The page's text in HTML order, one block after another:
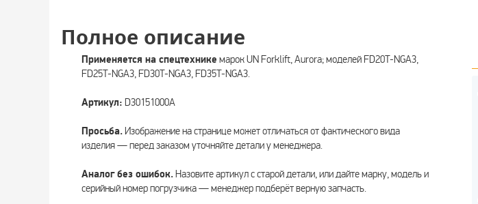
Полное описание
Применяется на спецтехнике марок UN Forklift, Aurora; моделей FD20T-NGA3,
FD25T-NGA3, FD30T-NGA3, FD35T-NGA3.
Артикул: D30151000A
Просьба.Изображение на странице может отличаться от фактического вида
изделия — перед заказом уточняйте детали у менеджера.
Аналог без ошибок.Назовите артикул с старой детали, или дайте марку, модель и
серийный номер погрузчика — менеджер подберёт верную запчасть.